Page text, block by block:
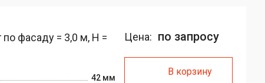
фасаду = 3,0 м, H =
42 мм
Цена: по запросу
В корзину